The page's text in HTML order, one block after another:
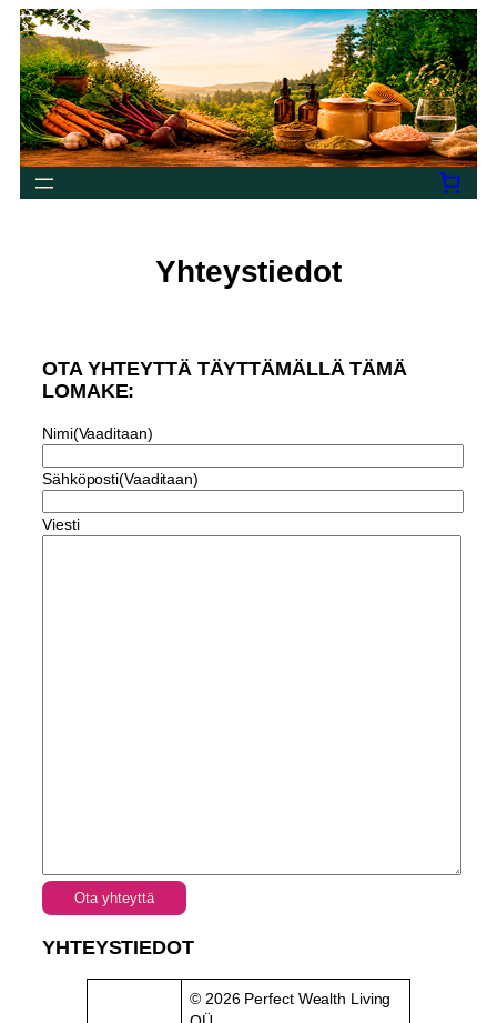
Siirry
sisältöön
Yhteystiedot
OTA YHTEYTTÄ TÄYTTÄMÄLLÄ TÄMÄ
LOMAKE:
Nimi(Vaaditaan)
Sähköposti(Vaaditaan)
Viesti
Ota yhteyttä
YHTEYSTIEDOT
© 2026 Perfect Wealth Living